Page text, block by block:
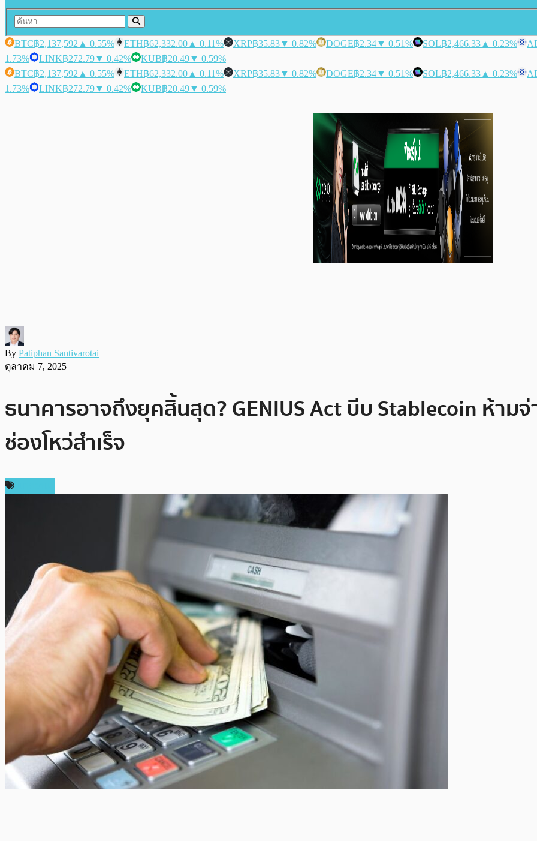
BTC฿2,137,592 ▲ 0.55% ETH฿62,332.00 ▲ 0.11% XRP฿35.83▼ 0.82% DOGE฿2.34▼ 0.51% SOL฿2,466.33 ▲ 0.23%
1.73%
LINK฿272.79▼ 0.42% KUB฿20.49▼ 0.59%
BTC฿2,137,592 ▲ 0.55% ETH฿62,332.00 ▲ 0.11% XRP฿35.83▼ 0.82% DOGE฿2.34▼ 0.51% SOL฿2,466.33 ▲ 0.23%
1.73%
LINK฿272.79▼ 0.42% KUB฿20.49▼ 0.59%
By Patiphan Santivarotai
ตุลาคม 7, 2025
ธนาคารอาจถึงยุคสิ้นสุด? GENIUS Act บีบ Stablecoin ห้าม
ช่องโหว่สำเร็จ